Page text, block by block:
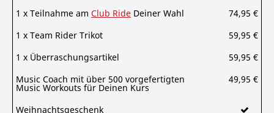
1 x Teilnahme am Club Ride Deiner Wahl
74,95 €
1 x Team Rider Trikot
59,95 €
1 x Überraschungsartikel
59,95 €
Music Coach mit über 500 vorgefertigten
Music Workouts für Deinen Kurs
49,95 €
Weihnachtsgeschenk